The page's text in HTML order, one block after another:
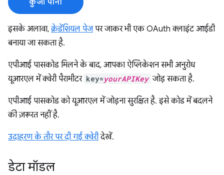
कुंजी पाना
इसके अलावा,क्रेडेंशियल पेजपर जाकर भी एक OAuth क्लाइंट आईडी
बनाया जा सकता है.
एपीआई पासकोड मिलने के बाद, आपका ऐप्लिकेशन सभी अनुरोध
यूआरएल में क्वेरी पैरामीटर key=yourAPIKey जोड़ सकता है.
एपीआई पासकोड को यूआरएल में जोड़ना सुरक्षित है. इसे कोड में बदलने
की ज़रूरत नहीं है.
उदाहरण के तौर पर दी गई क्वेरीदेखें.
डेटा मॉडल